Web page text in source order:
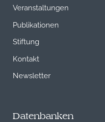
Veranstaltungen
Publikationen
Stiftung
Kontakt
Newsletter
Datenbanken